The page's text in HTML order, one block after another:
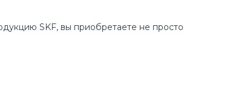
SKF, вы приобретаете не просто